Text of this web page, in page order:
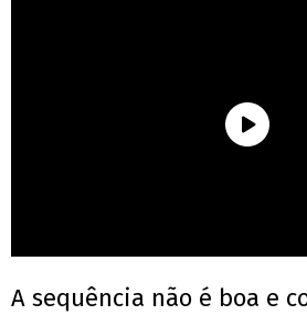
A sequência não é boa e